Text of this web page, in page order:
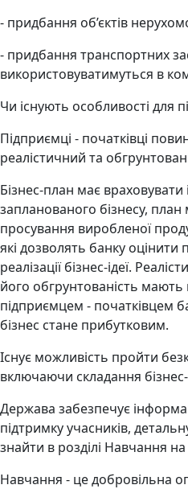
- придбання об’єктів
- придбання транспортних
використовуватимуться в
Чи існують особливості для
Підприємці - початківці
реалістичний та
Бізнес-план має враховувати
запланованого бізнесу,
просування виробленої
які дозволять банку оцінити
реалізації бізнес-ідеї.
його обгрунтованість мають
підприємцем - початківцем
бізнес стане прибутковим.
Існує можливість пройти
включаючи складання
Держава забезпечує
підтримку учасників,
знайти в розділі Навчання
Навчання - це добровільна